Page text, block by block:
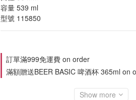
容量 539 ml
型號 115850
訂單滿999免運費 on order
滿額贈送BEER BASIC 啤酒杯 365ml on
Show more